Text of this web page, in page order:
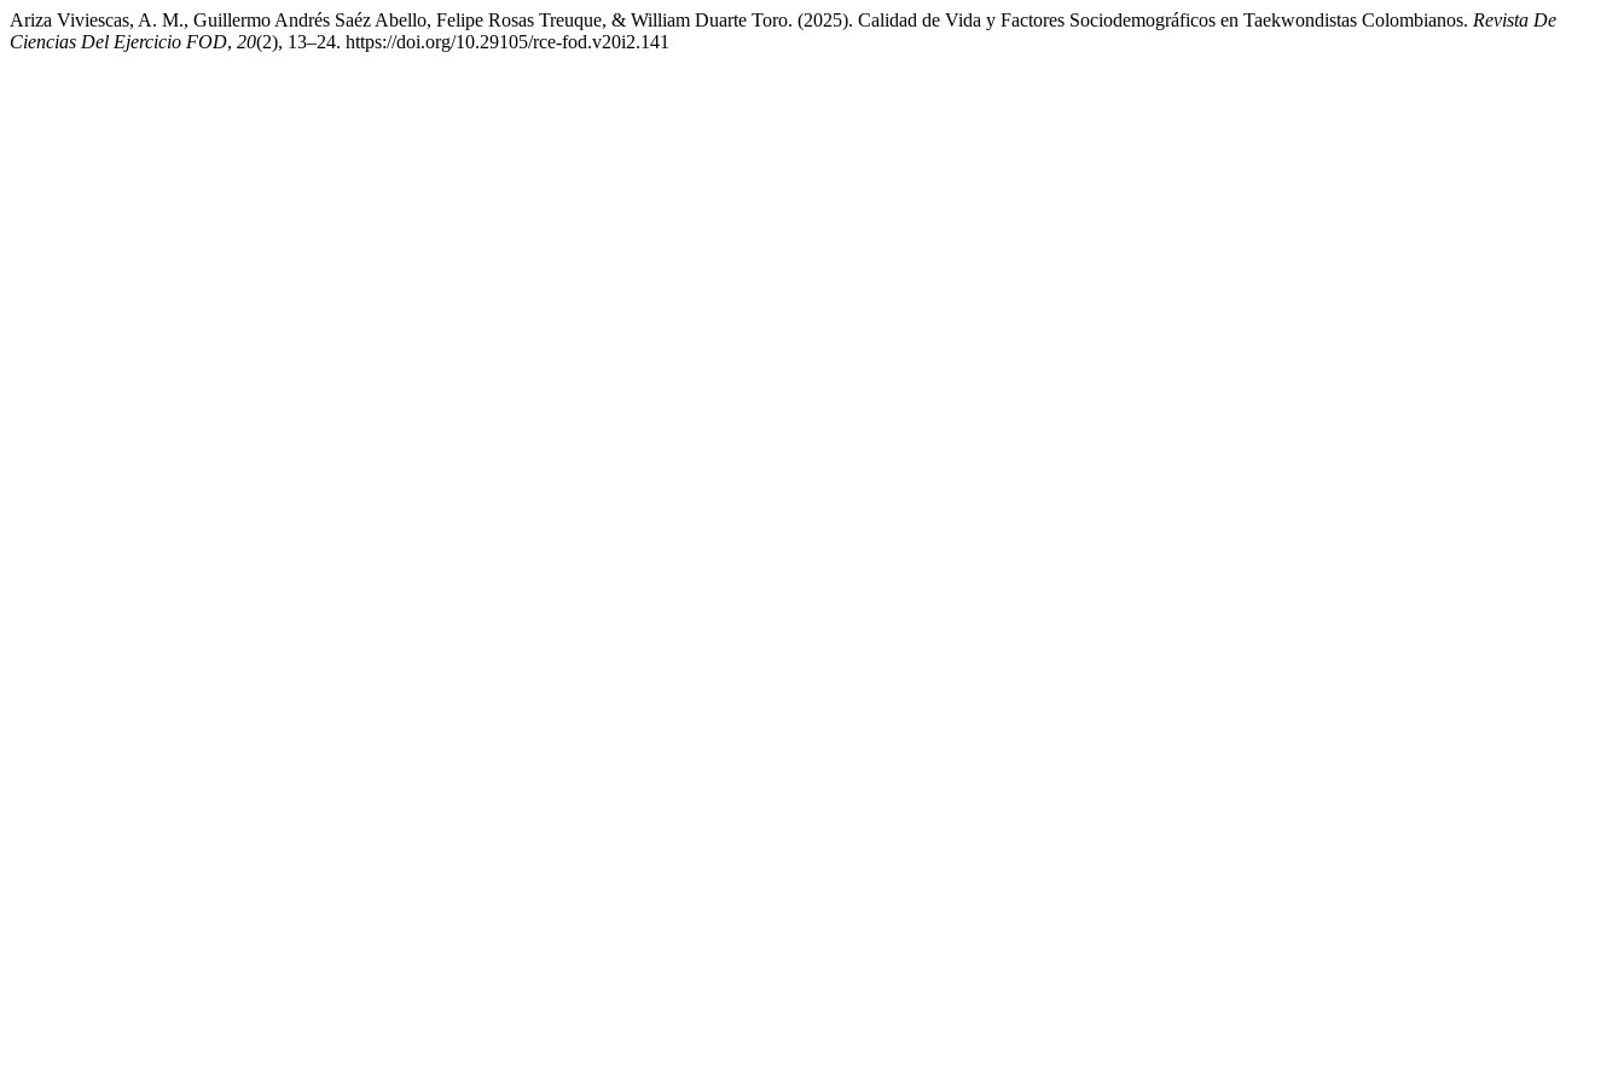
Ariza Viviescas, A. M., Guillermo Andrés Saéz Abello, Felipe Rosas Treuque, & William Duarte Toro. (2025). Calidad de Vida y Factores Sociodemográficos en Taekwondistas Colombianos. Revista De
Ciencias Del Ejercicio FOD, 20(2), 13–24. https://doi.org/10.29105/rce-fod.v20i2.141